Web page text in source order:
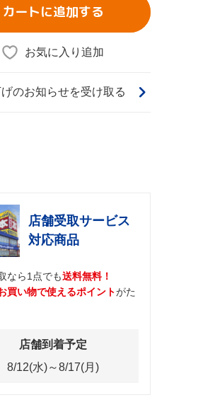
カートに追加する
お気に入り追加
のお知らせを受け取る
店舗受取サービス
対応商品
なら1点でも送料無料！
買い物で使えるポイントがた
店舗到着予定
8/12(水)～8/17(月)